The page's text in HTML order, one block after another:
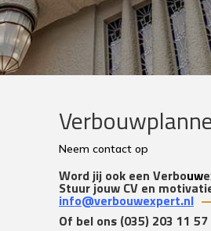
Neem contact op
Word jij ook een Verbouw
Stuur jouw CV en
info@verbouwexpert.nl
Of bel ons (035) 203 11 57